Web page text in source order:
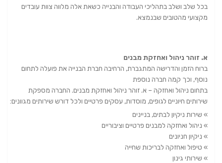
בכל שלב ושלב בתהליכי העבודה והבנייה כשאת אלה מלווה צוות עובדים
מקצועי מהטובים שבנמצא.
א. זוהר ניהול ואחזקת מבנים
ברוח הזמן והדרישה המתגברת, הרחיבה חברת הבנייה את פועלה לתחום
נוסף, וכך קמה חברה נוספת
בתחום ניהול ואחזקה – א. זוהר ניהול ואחזקת מבנים. החברה מספקת
שירותים חיוניים לגופים, מוסדות, עסקים פרטיים ולכל דורש שירותים מגוונים:
» שירות ניקיון לבתים, בניינים
» ניהול ואחזקה למבנים פרטיים וציבוריים
» ניקיון חניונים
» טיפול ואחזקה לבריכות שחייה
» שירותי גינון